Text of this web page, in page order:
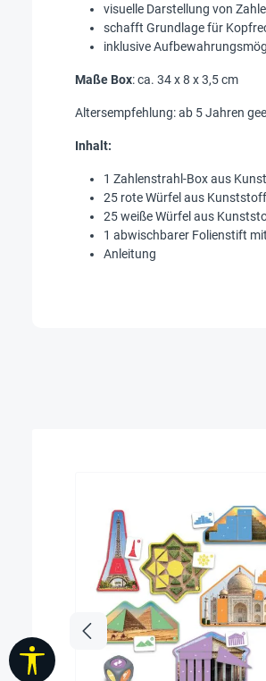
visuelle Darstellung von
schafft Grundlage für
inklusive
Maße Box: ca. 34 x 8 x 3,5 cm
Altersempfehlung: ab 5 Jahren
Inhalt:
1 Zahlenstrahl-Box aus
25 rote Würfel aus
25 weiße Würfel aus
1 abwischbarer Folienstift
Anleitung
Werkzeugleiste anzeigen